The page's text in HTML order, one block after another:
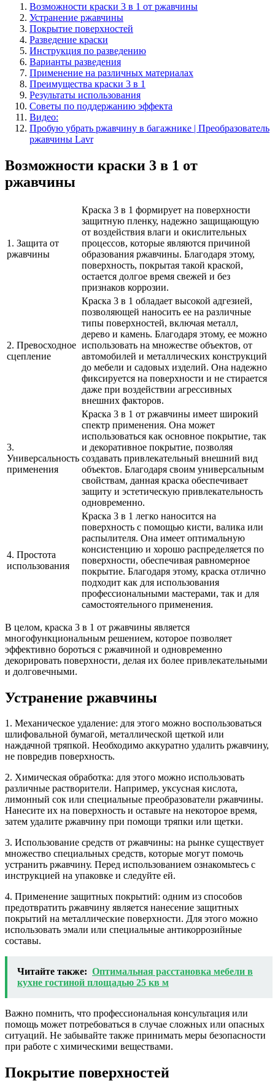
Возможности краски 3 в 1 от ржавчины
Устранение ржавчины
Покрытие поверхностей
Разведение краски
Инструкция по разведению
Варианты разведения
Применение на различных материалах
Преимущества краски 3 в 1
Результаты использования
Советы по поддержанию эффекта
Видео:
Пробую убрать ржавчину в багажнике | Преобразователь
ржавчины Lavr
Возможности краски 3 в 1 от
ржавчины
1. Защита от
ржавчины
Краска 3 в 1 формирует на поверхности
защитную пленку, надежно защищающую
от воздействия влаги и окислительных
процессов, которые являются причиной
образования ржавчины. Благодаря этому,
поверхность, покрытая такой краской,
остается долгое время свежей и без
признаков коррозии.
2. Превосходное
сцепление
Краска 3 в 1 обладает высокой адгезией,
позволяющей наносить ее на различные
типы поверхностей, включая металл,
дерево и камень. Благодаря этому, ее можно
использовать на множестве объектов, от
автомобилей и металлических конструкций
до мебели и садовых изделий. Она надежно
фиксируется на поверхности и не стирается
даже при воздействии агрессивных
внешних факторов.
3.
Универсальность
применения
Краска 3 в 1 от ржавчины имеет широкий
спектр применения. Она может
использоваться как основное покрытие, так
и декоративное покрытие, позволяя
создавать привлекательный внешний вид
объектов. Благодаря своим универсальным
свойствам, данная краска обеспечивает
защиту и эстетическую привлекательность
одновременно.
4. Простота
использования
Краска 3 в 1 легко наносится на
поверхность с помощью кисти, валика или
распылителя. Она имеет оптимальную
консистенцию и хорошо распределяется по
поверхности, обеспечивая равномерное
покрытие. Благодаря этому, краска отлично
подходит как для использования
профессиональными мастерами, так и для
самостоятельного применения.
В целом, краска 3 в 1 от ржавчины является
многофункциональным решением, которое позволяет
эффективно бороться с ржавчиной и одновременно
декорировать поверхности, делая их более привлекательными
и долговечными.
Устранение ржавчины
1. Механическое удаление: для этого можно воспользоваться
шлифовальной бумагой, металлической щеткой или
наждачной тряпкой. Необходимо аккуратно удалить ржавчину,
не повредив поверхность.
2. Химическая обработка: для этого можно использовать
различные растворители. Например, уксусная кислота,
лимонный сок или специальные преобразователи ржавчины.
Нанесите их на поверхность и оставьте на некоторое время,
затем удалите ржавчину при помощи тряпки или щетки.
3. Использование средств от ржавчины: на рынке существует
множество специальных средств, которые могут помочь
устранить ржавчину. Перед использованием ознакомьтесь с
инструкцией на упаковке и следуйте ей.
4. Применение защитных покрытий: одним из способов
предотвратить ржавчину является нанесение защитных
покрытий на металлические поверхности. Для этого можно
использовать эмали или специальные антикоррозийные
составы.
Читайте также: Оптимальная расстановка мебели в
кухне гостиной площадью 25 кв м
Важно помнить, что профессиональная консультация или
помощь может потребоваться в случае сложных или опасных
ситуаций. Не забывайте также принимать меры безопасности
при работе с химическими веществами.
Покрытие поверхностей